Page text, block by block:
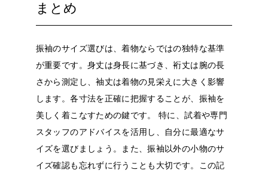
まとめ
振袖のサイズ選びは、着物ならではの独特な基準
が重要です。身丈は身長に基づき、裄丈は腕の長
さから測定し、袖丈は着物の見栄えに大きく影響
します。各寸法を正確に把握することが、振袖を
美しく着こなすための鍵です。
特に、試着や専門
スタッフのアドバイスを活用し、自分に最適なサ
イズを選びましょう。また、振袖以外の小物のサ
イズ確認も忘れずに行うことも大切です。この記